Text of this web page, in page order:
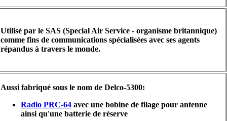
Utilisé par le SAS (Special Air Service - organisme britannique)
comme fins de communications spécialisées avec ses agents
répandus à travers le monde.
Aussi fabriqué sous le nom de Delco-5300:
Radio PRC-64 avec une bobine de filage pour antenne
ainsi qu'une batterie de réserve